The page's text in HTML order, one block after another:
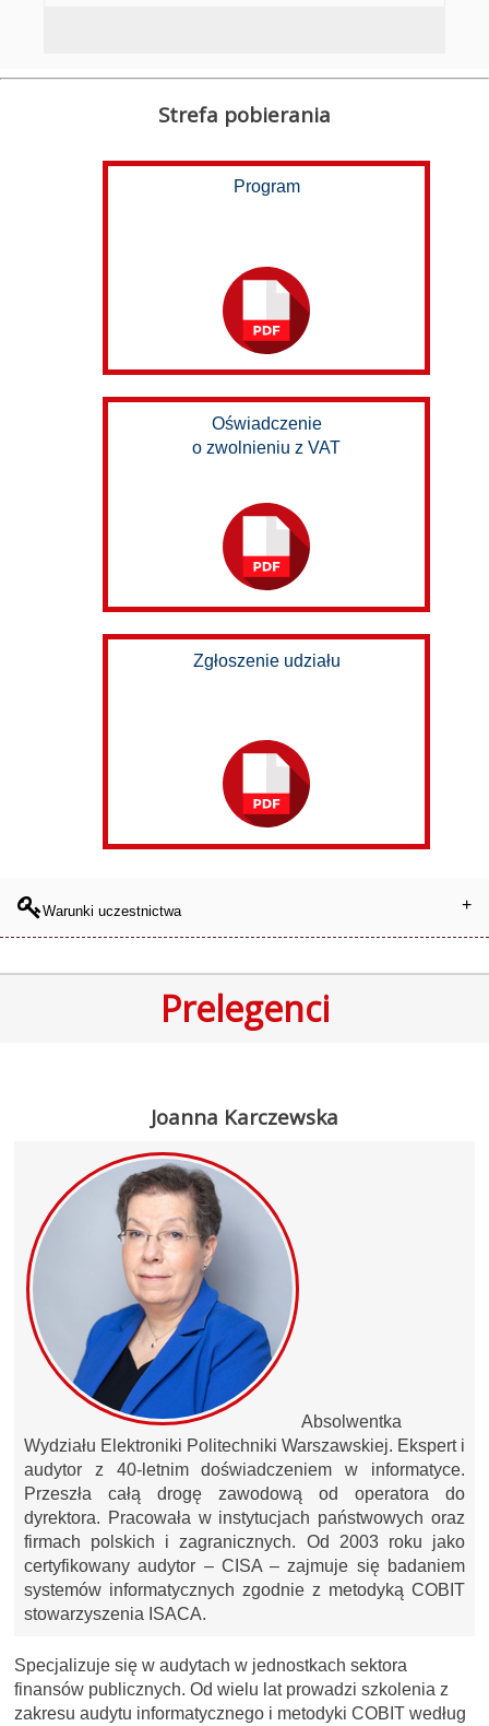
Strefa pobierania
Program
Oświadczenie
o zwolnieniu z VAT
Zgłoszenie udziału
Warunki uczestnictwa
Prelegenci
Joanna Karczewska
Absolwentka
Wydziału Elektroniki Politechniki Warszawskiej. Ekspert i
audytor z 40-letnim doświadczeniem w informatyce.
Przeszła całą drogę zawodową od operatora do
dyrektora. Pracowała w instytucjach państwowych oraz
firmach polskich i zagranicznych. Od 2003 roku jako
certyfikowany audytor – CISA – zajmuje się badaniem
systemów informatycznych zgodnie z metodyką COBIT
stowarzyszenia ISACA.
Specjalizuje się w audytach w jednostkach sektora
finansów publicznych. Od wielu lat prowadzi szkolenia z
zakresu audytu informatycznego i metodyki COBIT według